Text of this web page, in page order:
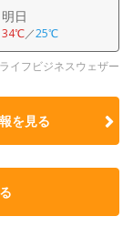
明日
34℃／25℃
イフビジネスウェザー
を見る